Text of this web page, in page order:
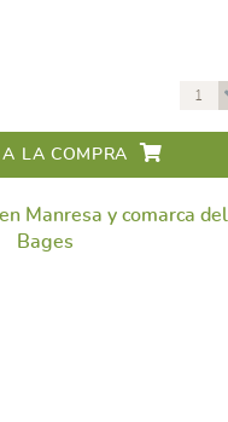
1
LA COMPRA
Manresa y comarca del
Bages